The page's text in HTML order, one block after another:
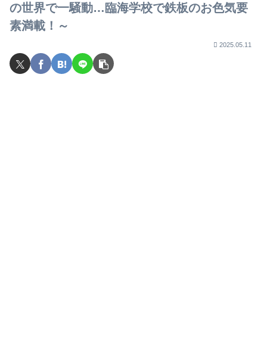
の世界で一騒動…臨海学校で鉄板のお色気要
素満載！～
2025.05.11